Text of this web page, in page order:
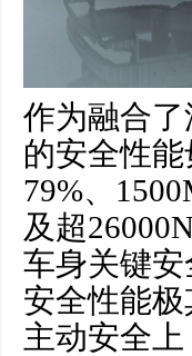
作为融合
的安全性
79%、
及超
车身关键
安全性能极
主动安全